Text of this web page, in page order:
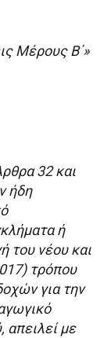
Μέρους Β΄»
32 και
ήδη
ή
του νέου και
τρόπου
για την
απειλεί με